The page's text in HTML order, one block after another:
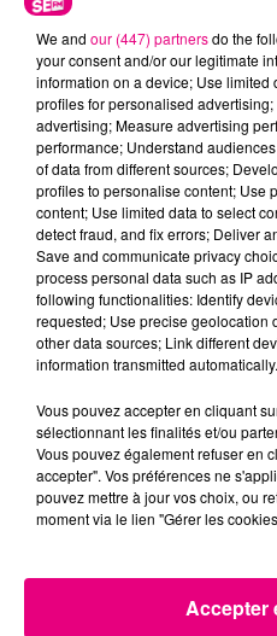
Toulouse :
secteur François
Affaire Jubillar : le
reporté au premier
We and our (447) partnersdo the
your consent and/or our legitimate
information on a device; Use
profiles for personalised
advertising; Measure advertising
performance; Understand
of data from different sources;
profiles to personalise content; Use
content; Use limited data to select
detect fraud, and fix errors; Deliver
Save and communicate privacy
process personal data such as IP
following functionalities: Identify
requested; Use precise geolocation
other data sources; Link different
information transmitted automatically.
Vous pouvez accepter en cliquant
sélectionnant les finalités et/ou
Vous pouvez également refuser en
accepter". Vos préférences ne
pouvez mettre à jour vos choix, ou
moment via le lien "Gérer les
Accepter